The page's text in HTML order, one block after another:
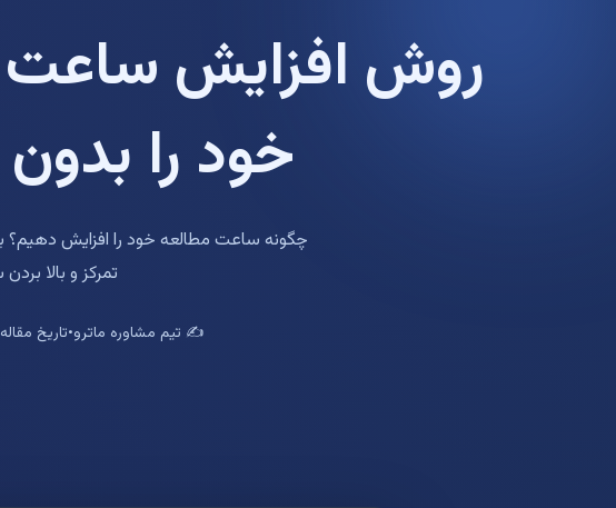
روش افزایش ساعت
خود را
چگونه ساعت مطالعه خود را افزایش دهیم؟
تمرکز و بالا
✍️ تیم مشاوره ماترو•تاریخ مقاله : 1400/